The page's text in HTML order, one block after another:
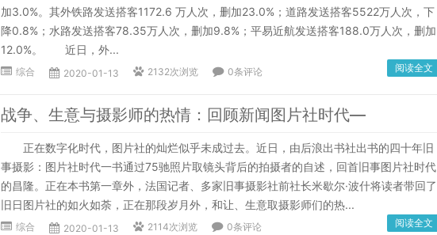
加3.0%。其外铁路发送搭客1172.6 万人次，删加23.0%；道路发送搭客5522万人次，下
降0.8%；水路发送搭客78.35万人次，删加9.8%；平易近航发送搭客188.0万人次，删加
12.0%。 近日，外...
综合 2020-01-13 2132次浏览 0条评论 阅读全文
战争、生意与摄影师的热情：回顾新闻图片社时代—
正在数字化时代，图片社的灿烂似乎未成过去。近日，由后浪出书社出书的四十年旧
事摄影：图片社时代一书通过75驰照片取镜头背后的拍摄者的自述，回首旧事图片社时代
的昌隆。正在本书第一章外，法国记者、多家旧事摄影社前社长米歇尔·波什将读者带回了
旧日图片社的如火如荼，正在那段岁月外，和让、生意取摄影师们的热...
综合 2020-01-13 2114次浏览 0条评论 阅读全文